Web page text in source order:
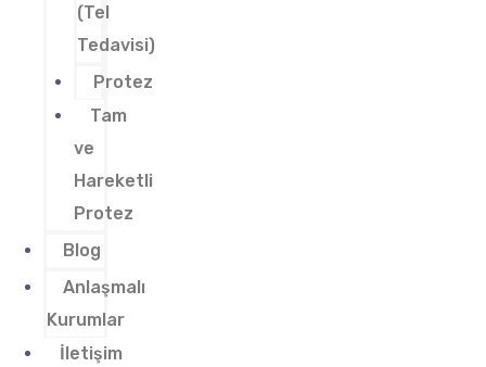
(Tel
Tedavisi)
Protez
Tam
ve
Hareketli
Protez
Blog
Anlaşmalı
Kurumlar
İletişim